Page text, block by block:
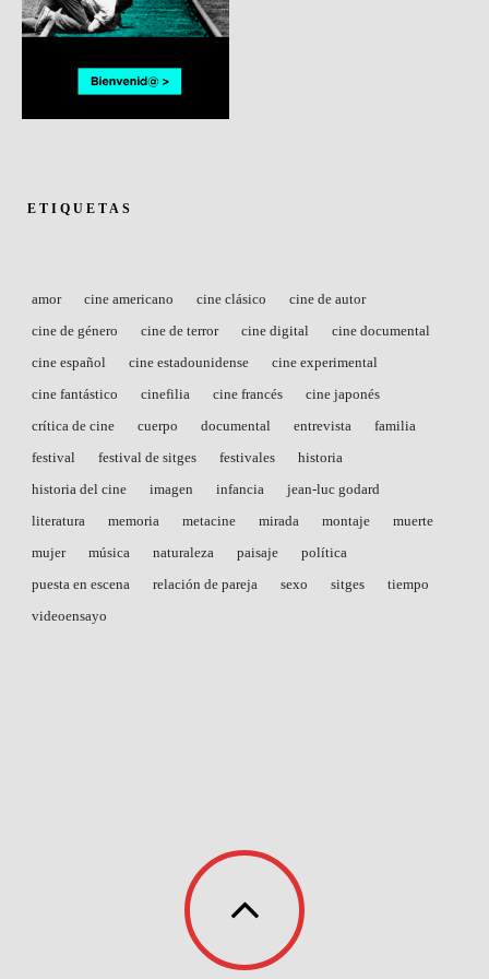
ETIQUETAS
amor cine americano cine clásico
cine de autor
cine de género
cine de terror cine digital
cine documental
cine español
cine estadounidense
cine experimental
cine fantástico
cinefilia cine francés
cine japonés
crítica de cine
cuerpo documental entrevista
familia
festival
festival de sitges festivales
historia
historia del cine
imagen infancia
jean-luc godard
literatura
memoria metacine mirada montaje
muerte
mujer
música naturaleza paisaje
política
puesta en escena
relación de pareja sexo sitges
tiempo
videoensayo